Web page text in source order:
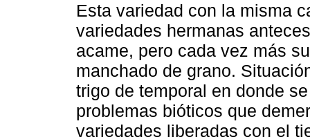
Esta variedad con la misma
variedades hermanas
acame, pero cada vez más
manchado de grano.
trigo de temporal en donde
problemas bióticos que
variedades liberadas con el